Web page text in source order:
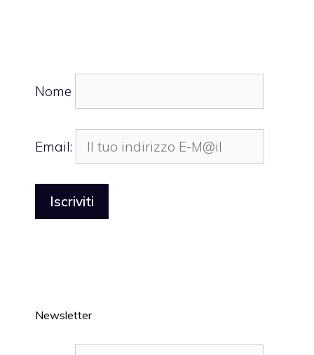
Nome
Email:
Newsletter